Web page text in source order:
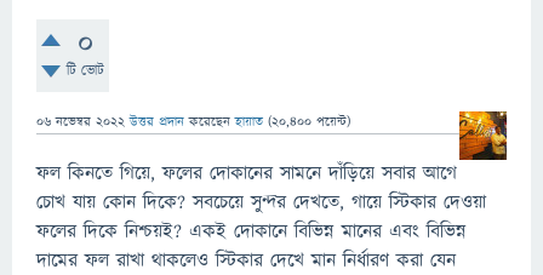
0
টি ভোট
06 নভেম্বর 2022 উত্তর প্রদান করেছেনহায়াত (20,400 পয়েন্ট)
ফল কিনতে গিয়ে, ফলের দোকানের সামনে দাঁড়িয়ে সবার আগে
চোখ যায় কোন দিকে? সবচেয়ে সুন্দর দেখতে, গায়ে স্টিকার দেওয়া
ফলের দিকে নিশ্চয়ই? একই দোকানে বিভিন্ন মানের এবং বিভিন্ন
দামের ফল রাখা থাকলেও স্টিকার দেখে মান নির্ধারণ করা যেন